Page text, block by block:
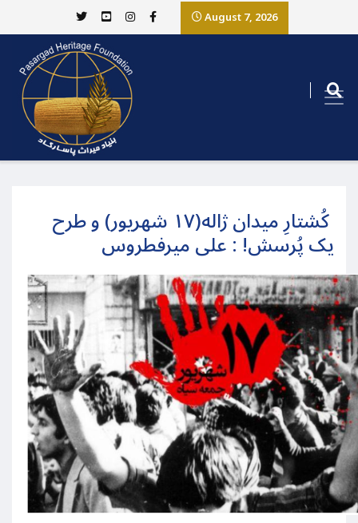
August 7, 2026
کُشتارِ میدان ژاله(۱۷ شهریور) و طرح
یک پُرسش! : علی میرفطروس